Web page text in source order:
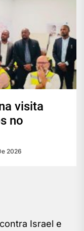
visita
no
2026
Israel e